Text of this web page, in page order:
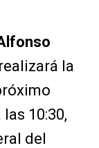
la
10:30,
del